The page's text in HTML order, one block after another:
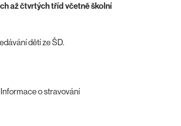
až čtvrtých tříd včetně školní
dětí ze ŠD.
o stravování